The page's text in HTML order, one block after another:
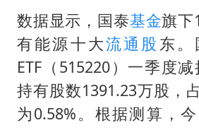
数据显示，国泰基金旗下
有能源十大流通股 东
ETF（515220）一季度减
持有股数1391.23万股，
为0.58%。根据测算，